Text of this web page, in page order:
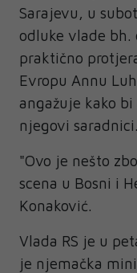
Sarajevu, u
odluke vlade bh.
praktično
Evropu Annu
angažuje kako
njegovi saradnici.
"Ovo je nešto
scena u Bosni i
Konaković.
Vlada RS je u
je njemačka